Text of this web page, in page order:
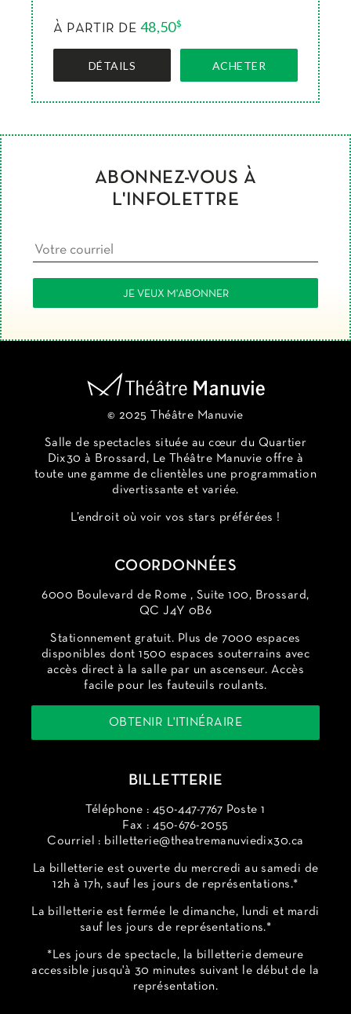
À PARTIR DE 48,50$
DÉTAILS ACHETER
ABONNEZ-VOUS À
L'INFOLETTRE
© 2025 Théâtre Manuvie
Salle de spectacles située au cœur du Quartier
Dix30 à Brossard, Le Théâtre Manuvie offre à
toute une gamme de clientèles une programmation
divertissante et variée.
L’endroit où voir vos stars préférées !
COORDONNÉES
6000 Boulevard de Rome , Suite 100, Brossard,
QC J4Y 0B6
Stationnement gratuit. Plus de 7000 espaces
disponibles dont 1500 espaces souterrains avec
accès direct à la salle par un ascenseur. Accès
facile pour les fauteuils roulants.
OBTENIR L'ITINÉRAIRE
BILLETTERIE
Téléphone : 450-447-7767 Poste 1
Fax : 450-676-2055
Courriel : billetterie@theatremanuviedix30.ca
La billetterie est ouverte du mercredi au samedi de
12h à 17h, sauf les jours de représentations.*
La billetterie est fermée le dimanche, lundi et mardi
sauf les jours de représentations.*
*Les jours de spectacle, la billetterie demeure
accessible jusqu'à 30 minutes suivant le début de la
représentation.